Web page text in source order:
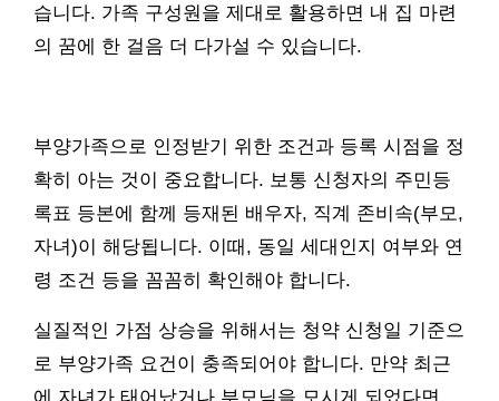
습니다. 가족 구성원을 제대로 활용하면 내 집 마련
의 꿈에 한 걸음 더 다가설 수 있습니다.
부양가족으로 인정받기 위한 조건과 등록 시점을 정
확히 아는 것이 중요합니다. 보통 신청자의 주민등
록표 등본에 함께 등재된 배우자, 직계 존비속(부모,
자녀)이 해당됩니다. 이때, 동일 세대인지 여부와 연
령 조건 등을 꼼꼼히 확인해야 합니다.
실질적인 가점 상승을 위해서는 청약 신청일 기준으
로 부양가족 요건이 충족되어야 합니다. 만약 최근